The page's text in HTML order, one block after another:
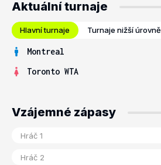
Aktuální turnaje
Hlavní turnaje Turnaje nižší úrovně
Montreal
Toronto WTA
Vzájemné zápasy